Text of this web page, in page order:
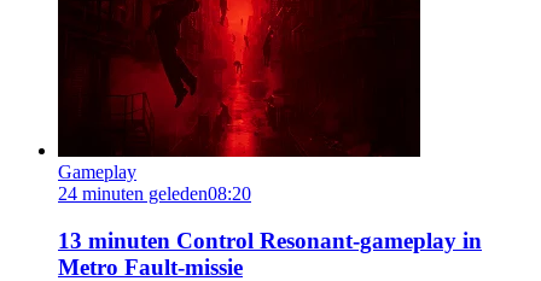
Gameplay
24 minuten geleden08:20
13 minuten Control Resonant-gameplay in
Metro Fault-missie